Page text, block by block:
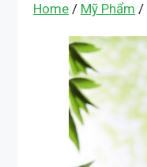
Home / Mỹ Phẩm /